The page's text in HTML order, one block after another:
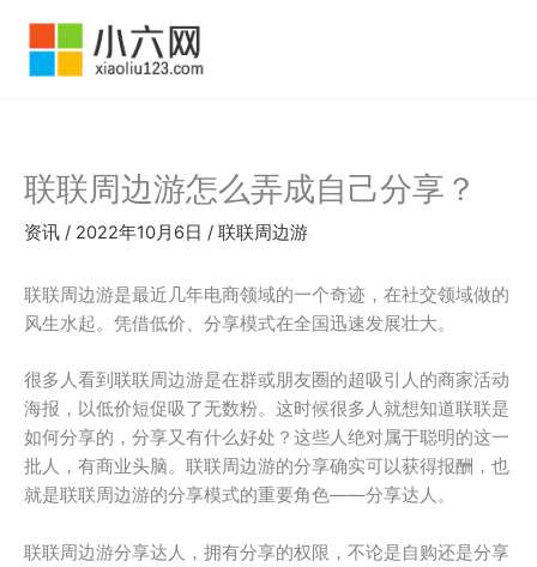
联联周边游怎么弄成自己分享？
资讯 / 2022年10月6日 / 联联周边游
联联周边游是最近几年电商领域的一个奇迹，在社交领域做的
风生水起。凭借低价、分享模式在全国迅速发展壮大。
很多人看到联联周边游是在群或朋友圈的超吸引人的商家活动
海报，以低价短促吸了无数粉。这时候很多人就想知道联联是
如何分享的，分享又有什么好处？这些人绝对属于聪明的这一
批人，有商业头脑。联联周边游的分享确实可以获得报酬，也
就是联联周边游的分享模式的重要角色——分享达人。
联联周边游分享达人，拥有分享的权限，不论是自购还是分享